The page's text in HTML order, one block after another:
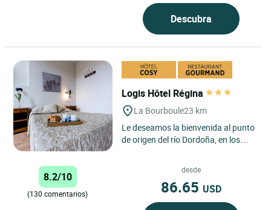
Descubra
Logis Hôtel Régina
La Bourboule23 km
Le deseamos la bienvenida al punto
de origen del río Dordoña, en los
8.2/10
(130 comentarios)
desde
86.65 USD